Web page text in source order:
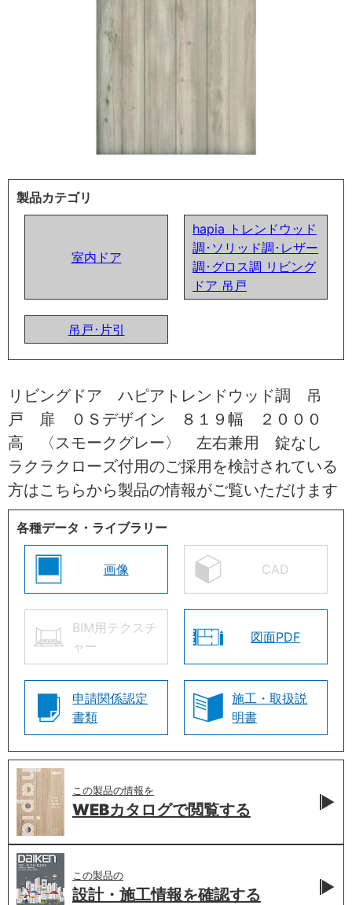
製品カテゴリ
室内ドア
hapia トレンドウッド
調･ソリッド調･レザー
調･グロス調 リビング
ドア 吊戸
吊戸･片引
リビングドア ハピアトレンドウッド調 吊
戸 扉 ０Ｓデザイン ８１９幅 ２０００
高 〈スモークグレー〉 左右兼用 錠なし
ラクラクローズ付用のご採用を検討されている
方はこちらから製品の情報がご覧いただけます
各種データ・ライブラリー
画像 CAD
BIM用テクスチ
ャー
図面PDF
申請関係認定
書類
施工・取扱説
明書
この製品の情報を
WEBカタログで閲覧する
この製品の
設計・施工情報を確認する